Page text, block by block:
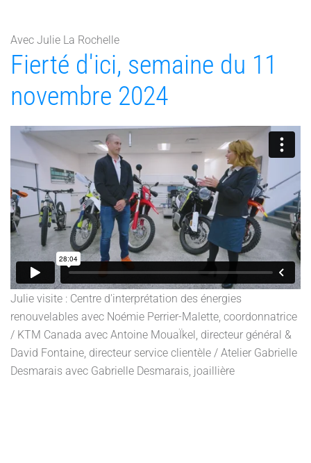
Avec Julie La Rochelle
Fierté d'ici, semaine du 11
novembre 2024
Julie visite : Centre d'interprétation des énergies
renouvelables avec Noémie Perrier-Malette, coordonnatrice
/ KTM Canada avec Antoine MouaÏkel, directeur général &
David Fontaine, directeur service clientèle / Atelier Gabrielle
Desmarais avec Gabrielle Desmarais, joaillière